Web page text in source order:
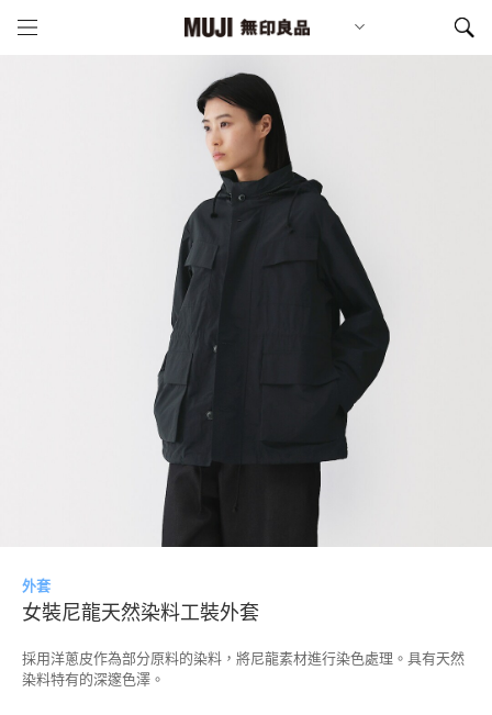
外套
女裝尼龍天然染料工裝外套
採用洋蔥皮作為部分原料的染料，將尼龍素材進行染色處理。具有天然
染料特有的深邃色澤。